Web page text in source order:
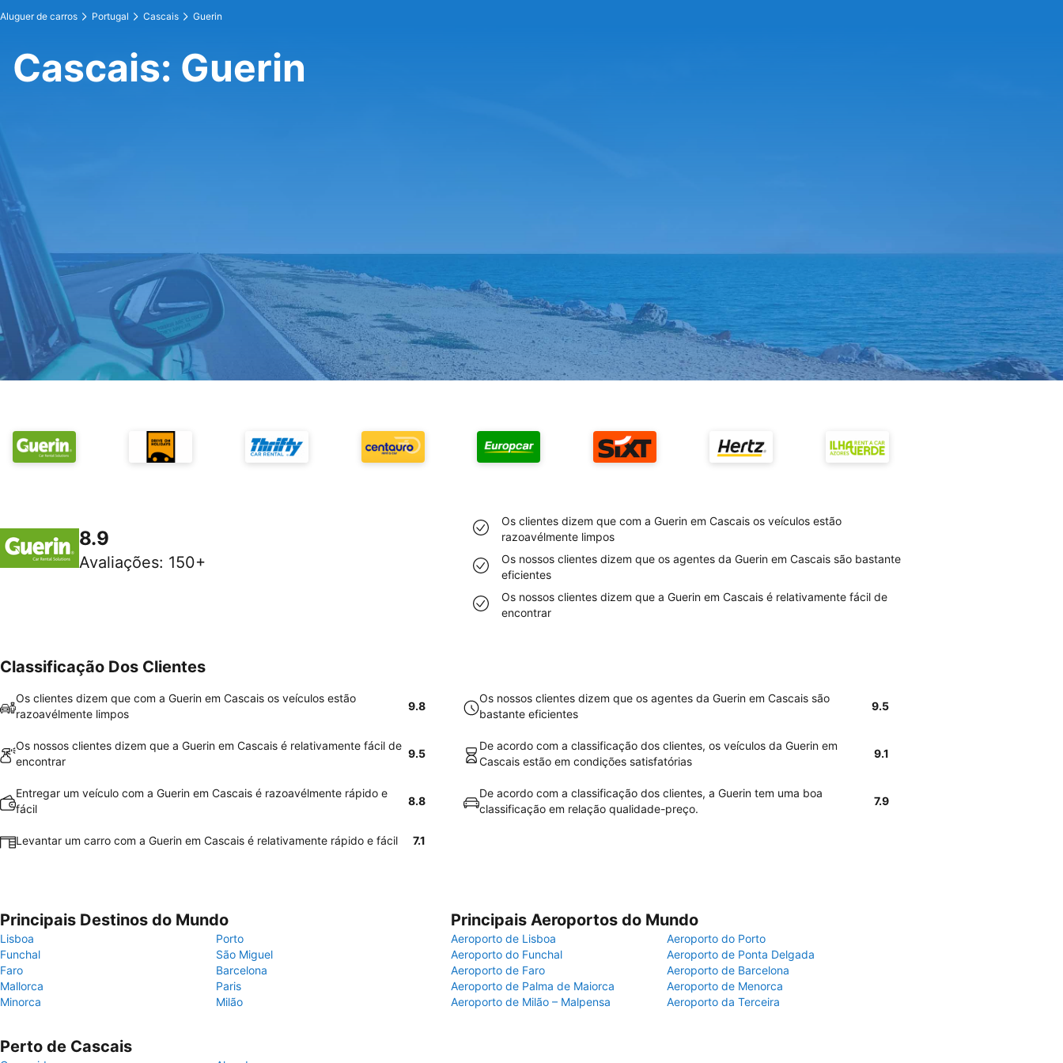
Aluguer de carros Portugal Cascais Guerin
Cascais: Guerin
8.9
Avaliações: 150+
Os clientes dizem que com a Guerin em Cascais os veículos estão
razoavélmente limpos
Os nossos clientes dizem que os agentes da Guerin em Cascais são bastante
eficientes
Os nossos clientes dizem que a Guerin em Cascais é relativamente fácil de
encontrar
Classificação Dos Clientes
Os clientes dizem que com a Guerin em Cascais os veículos estão
razoavélmente limpos
9.8
Os nossos clientes dizem que os agentes da Guerin em Cascais são
bastante eficientes
9.5
Os nossos clientes dizem que a Guerin em Cascais é relativamente fácil de
encontrar
9.5
De acordo com a classificação dos clientes, os veículos da Guerin em
Cascais estão em condições satisfatórias
9.1
Entregar um veículo com a Guerin em Cascais é razoavélmente rápido e
fácil
8.8
De acordo com a classificação dos clientes, a Guerin tem uma boa
classificação em relação qualidade-preço.
7.9
Levantar um carro com a Guerin em Cascais é relativamente rápido e fácil 7.1
Principais Destinos do Mundo
Lisboa
Porto
Funchal
São Miguel
Faro
Barcelona
Mallorca
Paris
Minorca
Milão
Principais Aeroportos do Mundo
Aeroporto de Lisboa
Aeroporto do Porto
Aeroporto do Funchal
Aeroporto de Ponta Delgada
Aeroporto de Faro
Aeroporto de Barcelona
Aeroporto de Palma de Maiorca
Aeroporto de Menorca
Aeroporto de Milão – Malpensa
Aeroporto da Terceira
Perto de Cascais